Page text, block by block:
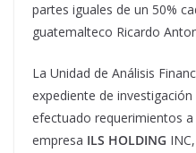
partes iguales de un 50%
guatemalteco Ricardo
La Unidad de Análisis
expediente de
efectuado requerimientos
empresa ILS HOLDING